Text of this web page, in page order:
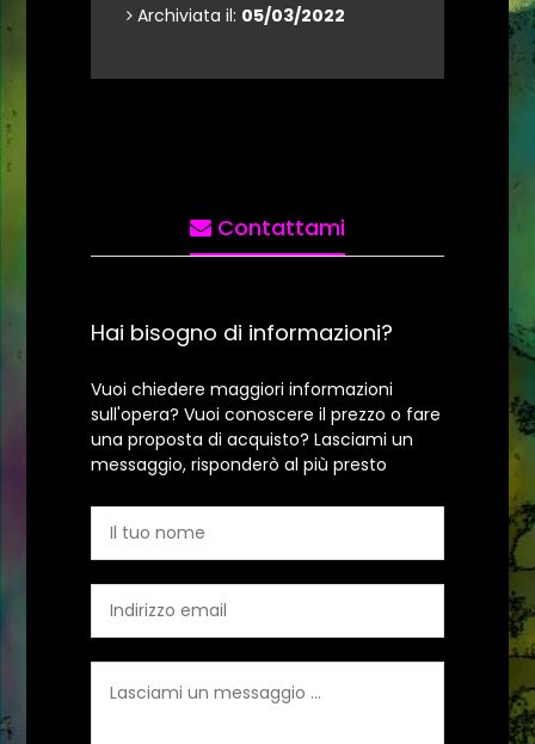
Archiviata il: 05/03/2022
Contattami
Hai bisogno di informazioni?
Vuoi chiedere maggiori informazioni
sull'opera? Vuoi conoscere il prezzo o fare
una proposta di acquisto? Lasciami un
messaggio, risponderò al più presto